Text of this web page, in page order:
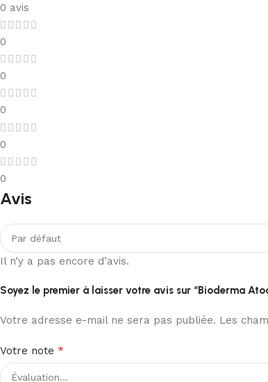
0 avis
0
0
0
0
0
Avis
Il n’y a pas encore d’avis.
Soyez le premier à laisser votre avis sur “Bioderma
Votre adresse e-mail ne sera pas publiée. Les
Votre note *